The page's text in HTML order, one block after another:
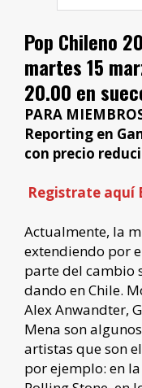
Pop Chileno
martes 15
20.00 en
PARA
Reporting en
con precio
Registrate aquí
Actualmente, la
extendiendo por
parte del cambio
dando en Chile.
Alex Anwandter,
Mena son
artistas que son
por ejemplo: en